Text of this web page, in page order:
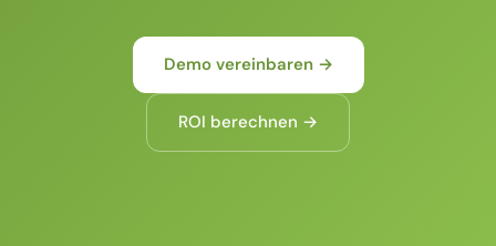
Demo vereinbaren →
ROI berechnen →